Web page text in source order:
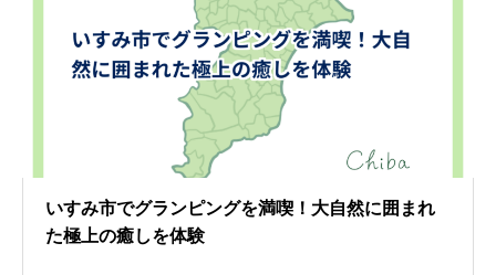
いすみ市でグランピングを満喫！大自然に囲まれ
た極上の癒しを体験